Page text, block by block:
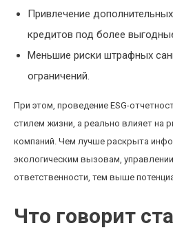
Привлечение
кредитов под более
Меньшие риски штрафных
ограничений.
При этом, проведение ESG-
стилем жизни, а реально влияет на
компаний. Чем лучше раскрыта
экологическим вызовам,
ответственности, тем выше
Что говорит